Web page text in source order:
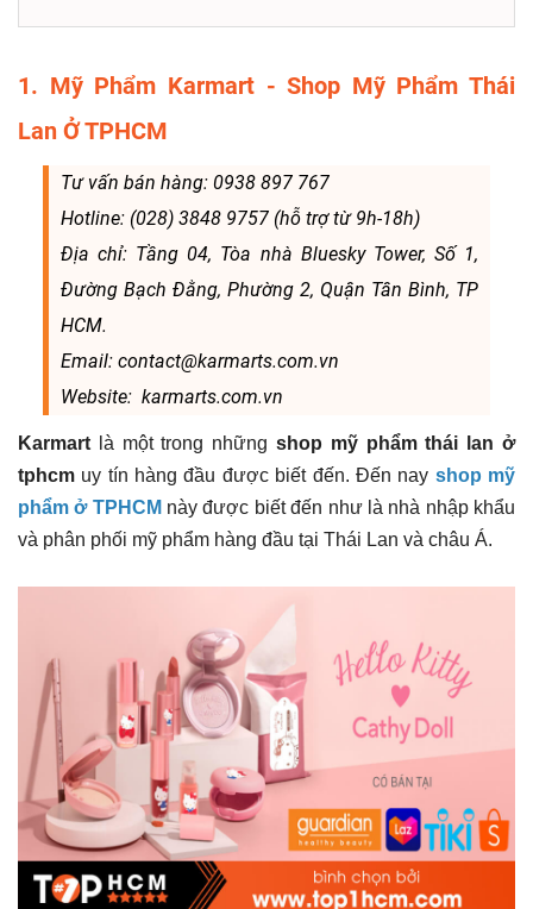
Chí
1. Mỹ Phẩm Karmart - Shop Mỹ Phẩm Thái
Lan Ở TPHCM
Tư vấn bán hàng: 0938 897 767
Hotline: (028) 3848 9757 (hỗ trợ từ 9h-18h)
Địa chỉ: Tầng 04, Tòa nhà Bluesky Tower, Số 1,
Đường Bạch Đằng, Phường 2, Quận Tân Bình, TP
HCM.
Email: contact@karmarts.com.vn
Website: karmarts.com.vn
Karmart là một trong nhữngshop mỹ phẩm thái lan ở
tphcm uy tín hàng đầu được biết đến. Đến nay shop mỹ
phẩm ở TPHCM này được biết đến như là nhà nhập khẩu
và phân phối mỹ phẩm hàng đầu tại Thái Lan và châu Á.